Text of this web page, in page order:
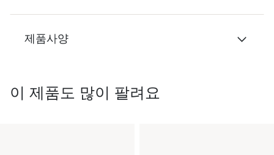
제품사양
이 제품도 많이 팔려요